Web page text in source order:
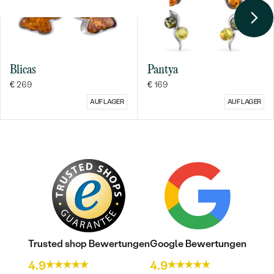
Bestseller
ANSEHEN
Blicas
€ 269
AUF LAGER
Pantya
€ 169
AUF LAGER
Trusted shop Bewertungen
4.9
Google Bewertungen
4.9